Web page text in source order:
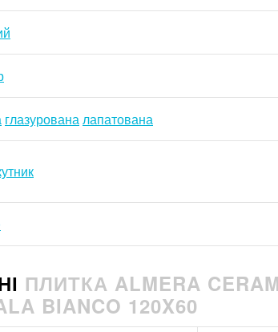
глазурованалапатована
ПЛИТКА ALMERA
BIANCO 120X60